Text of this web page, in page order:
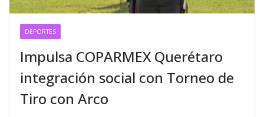
DEPORTES
Impulsa COPARMEX Querétaro
integración social con Torneo de
Tiro con Arco